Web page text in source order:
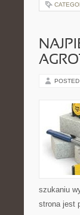
szukaniu
strona jest